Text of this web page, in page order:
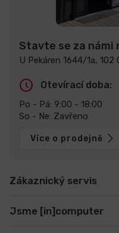
Stavte se za námi
U Pekáren 1644/1a, 102
Otevírací doba:
Po - Pá: 9:00 - 18:00
So - Ne: Zavřeno
Více o prodejně
Zákaznický servis
Jsme [in]computer